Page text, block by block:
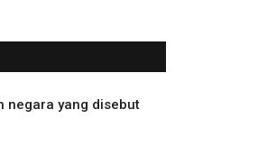
negara yang disebut